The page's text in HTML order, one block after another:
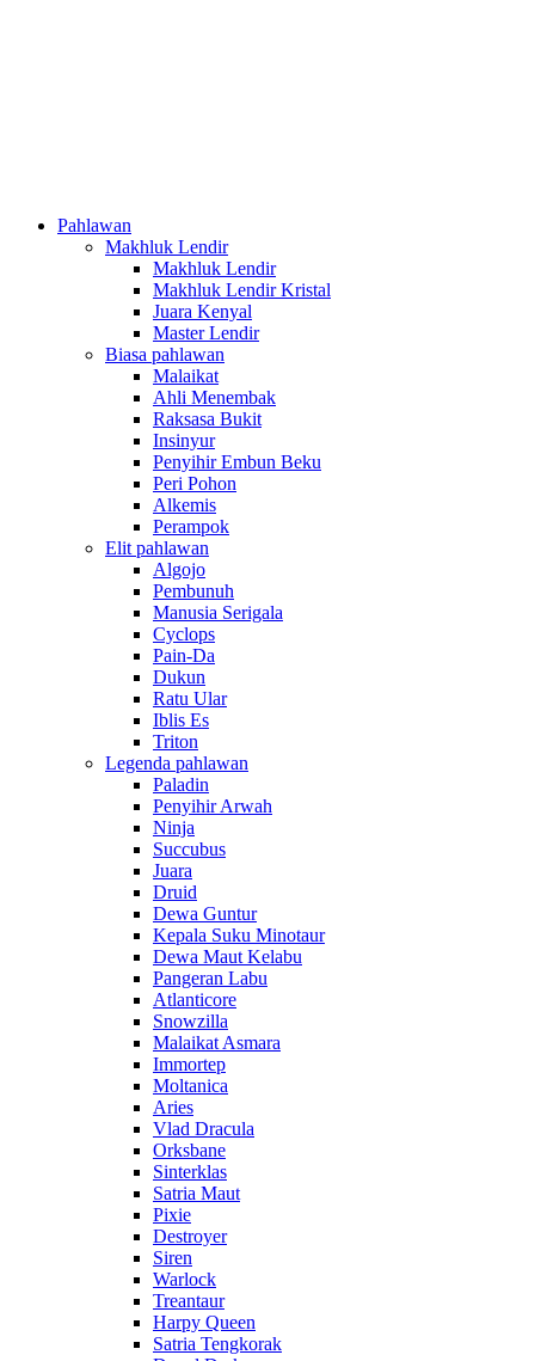
Pahlawan
Makhluk Lendir
Makhluk Lendir
Makhluk Lendir Kristal
Juara Kenyal
Master Lendir
Biasa pahlawan
Malaikat
Ahli Menembak
Raksasa Bukit
Insinyur
Penyihir Embun Beku
Peri Pohon
Alkemis
Perampok
Elit pahlawan
Algojo
Pembunuh
Manusia Serigala
Cyclops
Pain-Da
Dukun
Ratu Ular
Iblis Es
Triton
Legenda pahlawan
Paladin
Penyihir Arwah
Ninja
Succubus
Juara
Druid
Dewa Guntur
Kepala Suku Minotaur
Dewa Maut Kelabu
Pangeran Labu
Atlanticore
Snowzilla
Malaikat Asmara
Immortep
Moltanica
Aries
Vlad Dracula
Orksbane
Sinterklas
Satria Maut
Pixie
Destroyer
Siren
Warlock
Treantaur
Harpy Queen
Satria Tengkorak